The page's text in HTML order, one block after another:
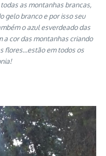
as montanhas brancas,
gelo branco e por isso seu
o azul esverdeado das
a cor das montanhas criando
flores…estão em todos os